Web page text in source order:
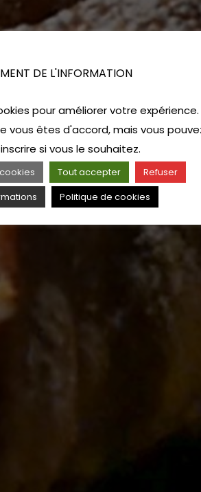
DE L'INFORMATION
pour améliorer votre expérience.
vous êtes d'accord, mais vous
si vous le souhaitez.
Tout accepter
Refuser
Politique de cookies